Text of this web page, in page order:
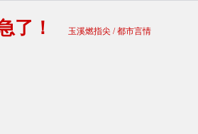
了！ 玉溪燃指尖 / 都市言情